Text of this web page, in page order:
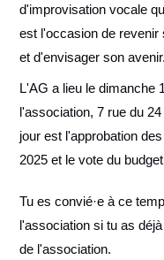
d'improvisation vocale
est l'occasion de revenir
et d'envisager son avenir.
L'AG a lieu le dimanche
l'association, 7 rue du
jour est l'approbation
2025 et le vote du
Tu es convié·e à ce
l'association si tu as
de l'association.